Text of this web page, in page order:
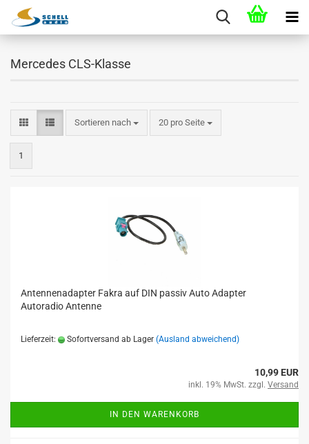
Mercedes CLS-Klasse
Sortieren nach 20 pro Seite
1
Antennenadapter Fakra auf DIN passiv Auto Adapter
Autoradio Antenne
Lieferzeit: Sofortversand ab Lager (Ausland abweichend)
10,99 EUR
inkl. 19% MwSt. zzgl. Versand
IN DEN WARENKORB